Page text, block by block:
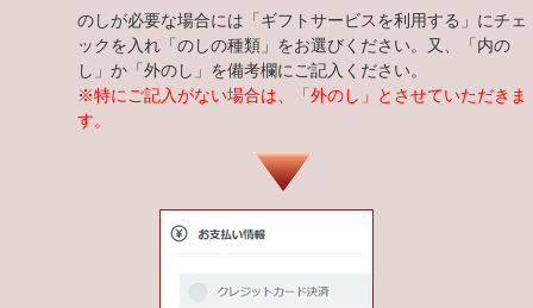
のしが必要な場合には「ギフトサービスを利用する」にチェ
ックを入れ「のしの種類」をお選びください。又、「内の
し」か「外のし」を備考欄にご記入ください。
※特にご記入がない場合は、「外のし」とさせていただきま
す。